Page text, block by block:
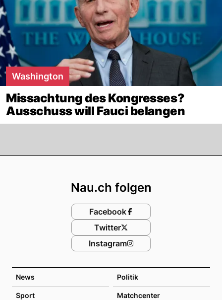
Washington
Missachtung des Kongresses?
Ausschuss will Fauci belangen
News Politik
Sport Matchcenter
Nau.ch folgen
Facebook
Twitter
Instagram